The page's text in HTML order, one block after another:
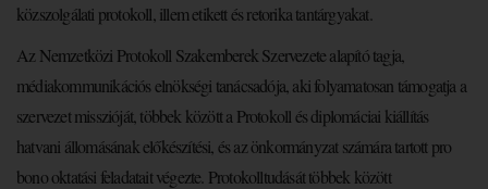
közszolgálati protokoll, illem etikett és retorika tantárgyakat.
Az Nemzetközi Protokoll Szakemberek Szervezete alapító tagja,
médiakommunikációs elnökségi tanácsadója, aki folyamatosan támogatja a
szervezet misszióját, többek között a Protokoll és diplomáciai kiállítás
hatvani állomásának előkészítési, és az önkormányzat számára tartott pro
bono oktatási feladatait végezte. Protokolltudását többek között